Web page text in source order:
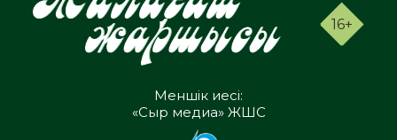
16+
Меншік иесі:
«Сыр медиа» ЖШС